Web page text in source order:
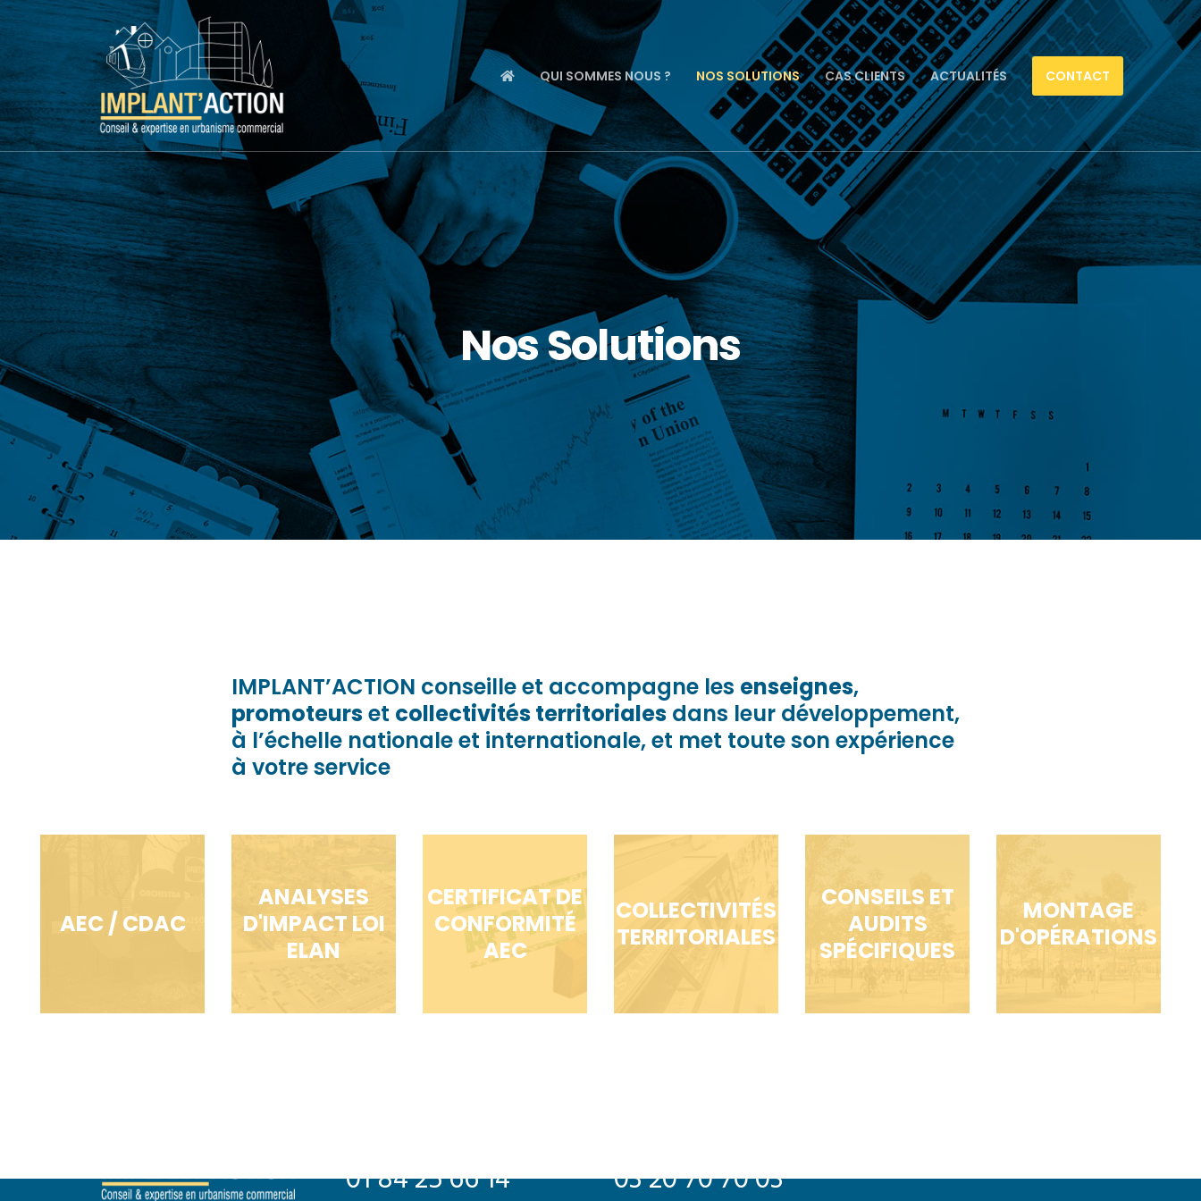
QUI SOMMES NOUS ? NOS SOLUTIONS CAS CLIENTS ACTUALITÉS CONTACT
Nos Solutions
IMPLANT’ACTION conseille et accompagne les enseignes,
promoteurset collectivités territoriales dans leur développement,
à l’échelle nationale et internationale, et met toute son expérience
à votre service
AEC / CDAC
ANALYSES
D'IMPACT LOI
ELAN
CERTIFICAT DE
CONFORMITÉ
AEC
COLLECTIVITÉS
TERRITORIALES
CONSEILS ET
AUDITS
SPÉCIFIQUES
MONTAGE
D'OPÉRATIONS
01 84 25 66 14 03 20 70 70 03